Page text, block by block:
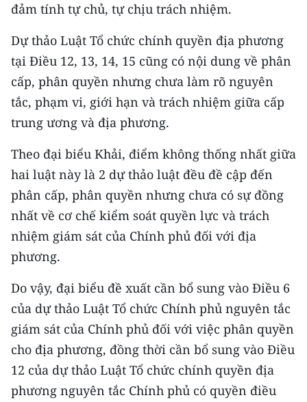
đảm tính tự chủ, tự chịu trách nhiệm.
Dự thảo Luật Tổ chức chính quyền địa phương
tại Điều 12, 13, 14, 15 cũng có nội dung về phân
cấp, phân quyền nhưng chưa làm rõ nguyên
tắc, phạm vi, giới hạn và trách nhiệm giữa cấp
trung ương và địa phương.
Theo đại biểu Khải, điểm không thống nhất giữa
hai luật này là 2 dự thảo luật đều đề cập đến
phân cấp, phân quyền nhưng chưa có sự đồng
nhất về cơ chế kiểm soát quyền lực và trách
nhiệm giám sát của Chính phủ đối với địa
phương.
Do vậy, đại biểu đề xuất cần bổ sung vào Điều 6
của dự thảo Luật Tổ chức Chính phủ nguyên tắc
giám sát của Chính phủ đối với việc phân quyền
cho địa phương, đồng thời cần bổ sung vào Điều
12 của dự thảo Luật Tổ chức chính quyền địa
phương nguyên tắc Chính phủ có quyền điều